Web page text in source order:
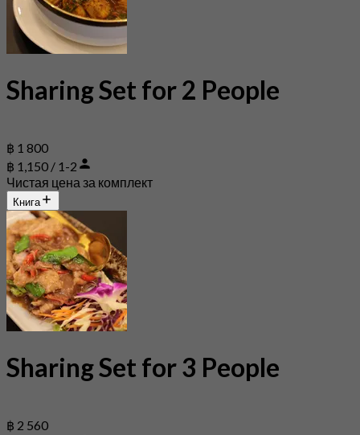
Sharing Set for 2 People
฿ 1 800
฿ 1,150 / 1-2
Чистая цена за комплект
Книга
Sharing Set for 3 People
฿ 2 560